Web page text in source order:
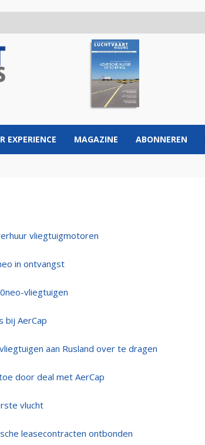
EXPERIENCE MAGAZINE ABONNEREN
vliegtuigmotoren
in ontvangst
vliegtuigen
bij AerCap
aan Rusland over te dragen
door deal met AerCap
vlucht
leasecontracten ontbonden